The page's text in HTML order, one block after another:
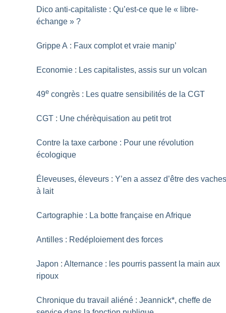
Dico anti-capitaliste : Qu’est-ce que le « libre-
échange » ?
Grippe A : Faux complot et vraie manip’
Economie : Les capitalistes, assis sur un volcan
49e congrès : Les quatre sensibilités de la CGT
CGT : Une chérèquisation au petit trot
Contre la taxe carbone : Pour une révolution
écologique
Éleveuses, éleveurs : Y’en a assez d’être des
à lait
Cartographie : La botte française en Afrique
Antilles : Redéploiement des forces
Japon : Alternance : les pourris passent la main aux
ripoux
Chronique du travail aliéné : Jeannick*, cheffe de